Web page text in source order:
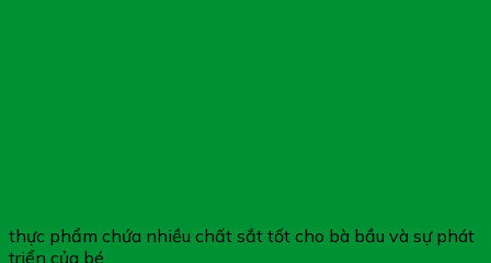
thực phẩm chứa nhiều chất sắt tốt cho bà bầu và sự phát
triển của bé